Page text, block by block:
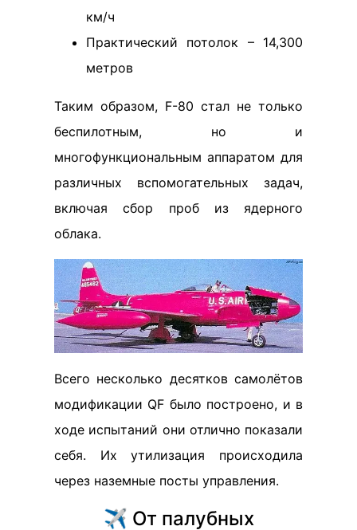
км/ч
Практический потолок – 14,300
метров
Таким образом, F-80 стал не только
беспилотным, но и
многофункциональным аппаратом для
различных вспомогательных задач,
включая сбор проб из ядерного
облака.
Всего несколько десятков самолётов
модификации QF было построено, и в
ходе испытаний они отлично показали
себя. Их утилизация происходила
через наземные посты управления.
✈️ От палубных